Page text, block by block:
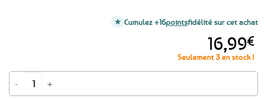
16,99€
Seulement 3 en stock !
quantité de Ensemble de 6 tasses à expresso - Bretagne Graphique
Cumulez +16pointsfidélité sur cet achat